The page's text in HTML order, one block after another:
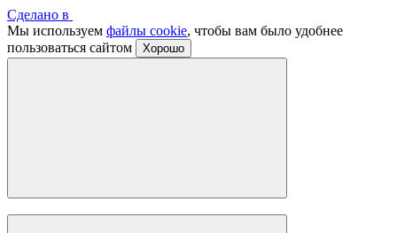
Сделано в
Мы используем файлы cookie, чтобы вам было удобнее
пользоваться сайтом
Хорошо